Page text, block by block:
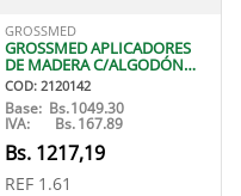
GROSSMED
GROSSMED APLICADORES
DE MADERA C/ALGODÓN
X100
COD: 2120142
Base: Bs.1049.30
IVA: Bs. 167.89
1217,19
REF 1.61